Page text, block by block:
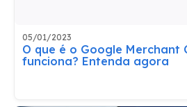
05/01/2023
O que é o Google Merchant
funciona? Entenda agora